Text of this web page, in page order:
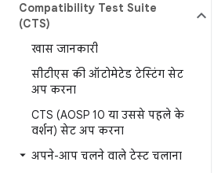
Compatibility Test Suite
(CTS)
खास जानकारी
सीटीएस की ऑटोमेटेड टेस्टिंग सेट
अप करना
CTS (AOSP 10 या उससे पहले के
वर्शन) सेट अप करना
अपने-आप चलने वाले टेस्ट चलाना